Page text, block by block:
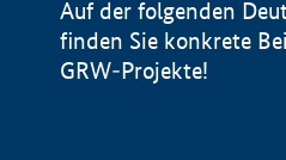
Auf der folgenden
finden Sie konkrete
GRW-Projekte!